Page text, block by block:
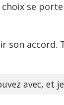
se
accord.
avec, et